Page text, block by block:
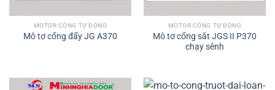
MOTOR CỔNG TỰ ĐỘNG
Mô tơ cổng đẩy JG A370
MOTOR CỔNG TỰ ĐỘNG
Mô tơ cổng sắt JGS II P370
chạy sênh